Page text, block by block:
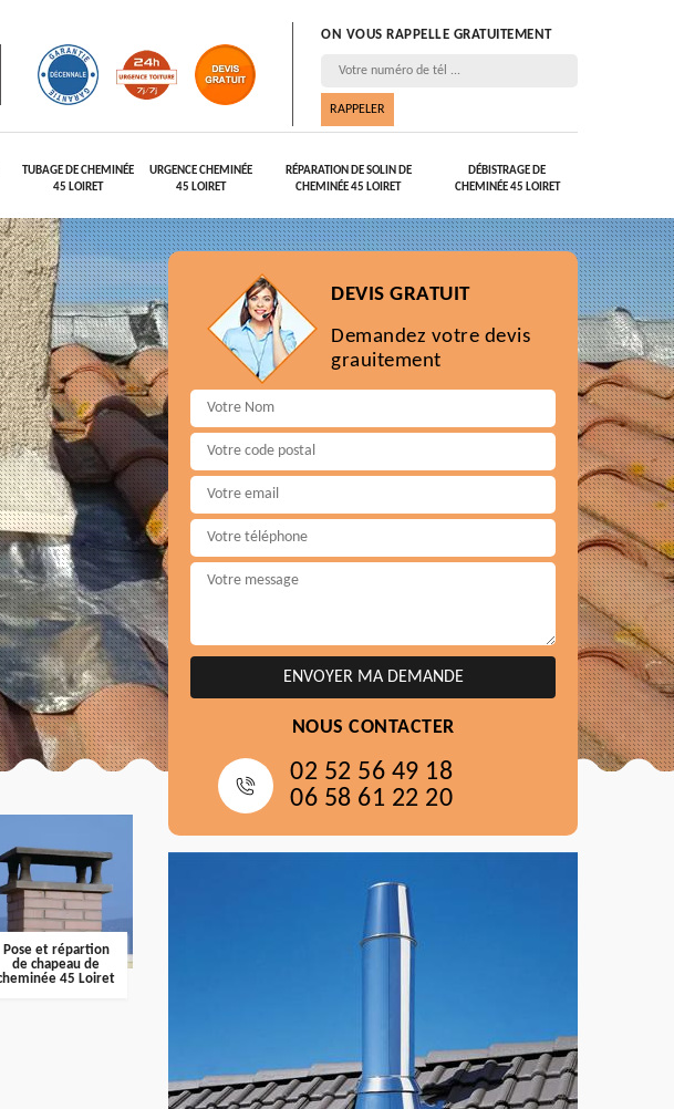
ON VOUS RAPPELLE GRATUITEMENT
TUBAGE DE CHEMINÉE
45 LOIRET
URGENCE CHEMINÉE
45 LOIRET
RÉPARATION DE SOLIN DE
CHEMINÉE 45 LOIRET
DÉBISTRAGE DE
CHEMINÉE 45 LOIRET
Pose et répartion
de chapeau de
45 Loiret
DEVIS GRATUIT
Demandez votre devis
grauitement
NOUS CONTACTER
02 52 56 49 18
06 58 61 22 20